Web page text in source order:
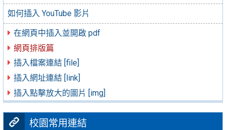
如何插入 YouTube 影片
在網頁中插入並開啟 pdf
網頁排版篇
插入檔案連結 [file]
插入網址連結 [link]
插入點擊放大的圖片 [img]
校園常用連結